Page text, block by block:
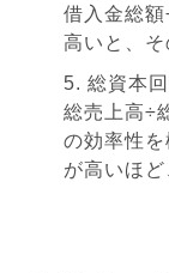
借入金総
高いと、そ
総資本
総売上高÷
の効率性
が高いほ